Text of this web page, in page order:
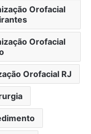
Orofacial
Orofacial
Orofacial RJ